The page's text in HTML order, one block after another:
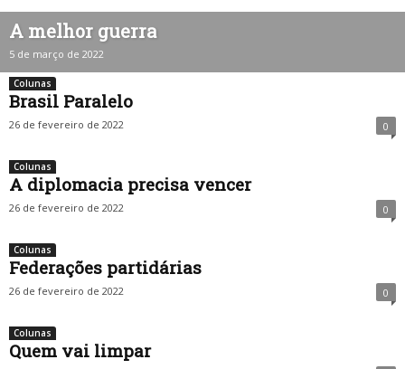
A melhor guerra
5 de março de 2022
Colunas
Brasil Paralelo
26 de fevereiro de 2022 0
Colunas
A diplomacia precisa vencer
26 de fevereiro de 2022 0
Colunas
Federações partidárias
26 de fevereiro de 2022 0
Colunas
Quem vai limpar